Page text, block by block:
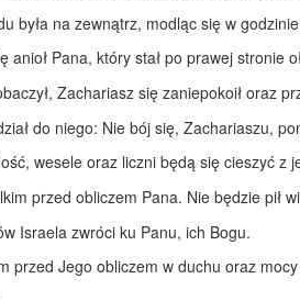
była na zewnątrz, modląc się w
anioł Pana, który stał po prawej stronie
Zachariasz się zaniepokoił oraz
do niego: Nie bój się, Zachariaszu,
wesele oraz liczni będą się cieszyć z
przed obliczem Pana. Nie będzie pił
Israela zwróci ku Panu, ich Bogu.
przed Jego obliczem w duchu oraz